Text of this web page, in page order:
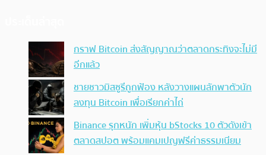
กราฟ Bitcoin ส่งสัญญาณว่าตลาดกระทิงจะไม่มี
อีกแล้ว
ชายชาวมิสซูรีถูกฟ้อง หลังวางแผนลักพาตัวนัก
ลงทุน Bitcoin เพื่อเรียกค่าไถ่
Binance รุกหนัก เพิ่มหุ้น bStocks 10 ตัวดังเข้า
ตลาดสปอต พร้อมแคมเปญฟรีค่าธรรมเนียม